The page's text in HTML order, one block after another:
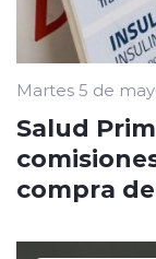
Martes 5 de
Salud
compra